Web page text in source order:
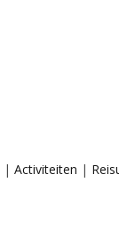
| Activiteiten |